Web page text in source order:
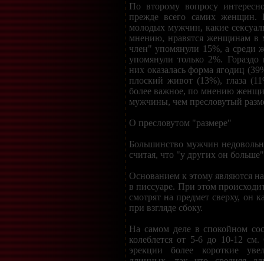
По второму вопросу
прежде всего самих женщин.
молодых мужчин, какие
мнению, нравятся женщинам в
член" упомянули 15%, а среди
упомянули только 2%. Гораздо
них оказалась форма ягодиц
плоский живот (13%), глаза
более важное, по мнению
мужчины, чем пресловутый
О пресловутом "размере"
Большинство мужчин
считая, что "у других он
Основанием к этому являются
в писсуаре. При этом
смотрят на предмет сверху, он
при взгляде сбоку.
На самом деле в спокойном
колеблется от 5-6 до 10-12
эрекции более короткие